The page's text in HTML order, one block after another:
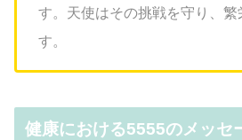
す。天使はその挑戦を守り、繁
す。
健康における5555のメッセ